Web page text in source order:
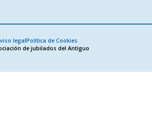
de jubilados del Antiguo
legalPolítica de Cookies